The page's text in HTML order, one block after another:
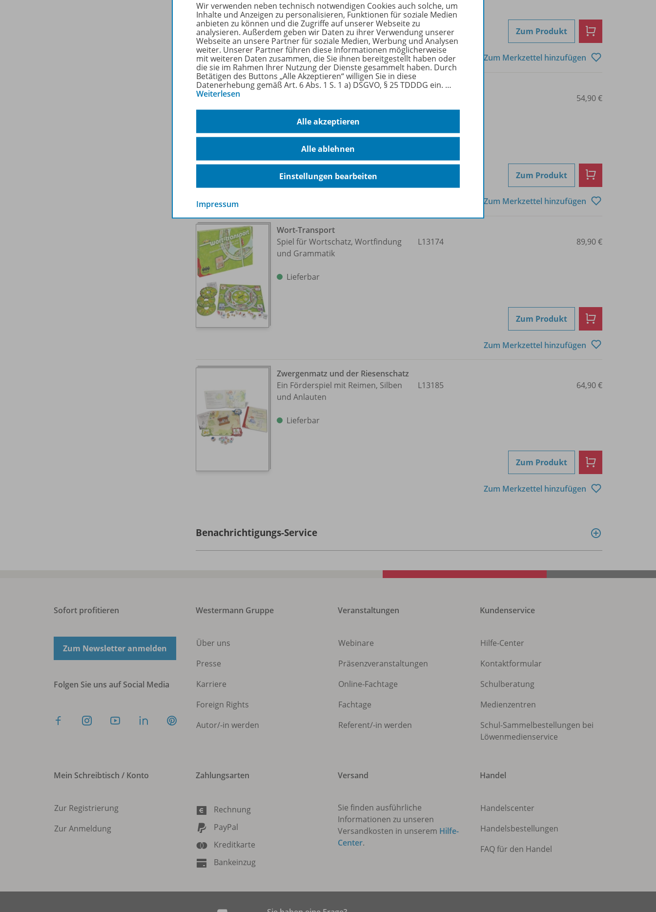
Zum Produkt
Zum Merkzettel hinzufügen
Wörterwald
Lieferbar
54,90 €
Zum Produkt
Zum Merkzettel hinzufügen
Wort-Transport
Spiel für Wortschatz, Wortfindung
und Grammatik
Lieferbar
L13174 89,90 €
Zum Produkt
Zum Merkzettel hinzufügen
Zwergenmatz und der Riesenschatz
Ein Förderspiel mit Reimen, Silben
und Anlauten
Lieferbar
L13185 64,90 €
Zum Produkt
Zum Merkzettel hinzufügen
Benachrichtigungs-Service
Sofort profitieren
Zum Newsletter anmelden
Folgen Sie uns auf Social Media
Westermann Gruppe
Über uns
Presse
Karriere
Foreign Rights
Autor/-in werden
Veranstaltungen
Webinare
Präsenzveranstaltungen
Online-Fachtage
Fachtage
Referent/-in werden
Kundenservice
Hilfe-Center
Kontaktformular
Schulberatung
Medienzentren
Schul-Sammelbestellungen bei
Löwenmedienservice
Mein Schreibtisch / Konto
Zur Registrierung
Zur Anmeldung
Zahlungsarten
Rechnung
PayPal
Kreditkarte
Bankeinzug
Versand
Sie finden ausführliche
Informationen zu unseren
Versandkosten in unserem Hilfe-
Center.
Handel
Handelscenter
Handelsbestellungen
FAQ für den Handel
Wir verwenden neben technisch notwendigen Cookies auch solche, um
Inhalte und Anzeigen zu personalisieren, Funktionen für soziale Medien
anbieten zu können und die Zugriffe auf unserer Webseite zu
analysieren. Außerdem geben wir Daten zu ihrer Verwendung unserer
Webseite an unsere Partner für soziale Medien, Werbung und Analysen
weiter. Unserer Partner führen diese Informationen möglicherweise
mit weiteren Daten zusammen, die Sie ihnen bereitgestellt haben oder
die sie im Rahmen Ihrer Nutzung der Dienste gesammelt haben. Durch
Betätigen des Buttons „Alle Akzeptieren“ willigen Sie in diese
Datenerhebung gemäß Art. 6 Abs. 1 S. 1 a) DSGVO, § 25 TDDDG ein. …
Weiterlesen
Alle akzeptieren
Alle ablehnen
Einstellungen bearbeiten
Impressum